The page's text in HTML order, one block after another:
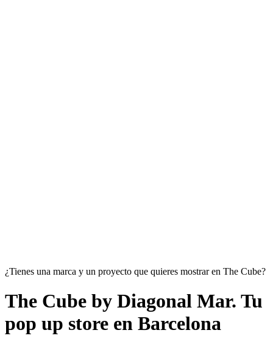
¿Tienes una marca y un proyecto que quieres mostrar en The Cube?
The Cube by Diagonal Mar. Tu
pop up store en Barcelona